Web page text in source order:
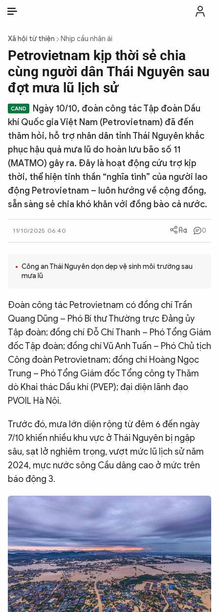
THỜI SỰ
CHỐNG DIỄN BIẾN HÒA BÌNH
CÔNG AN TRONG LÒNG DÂN
XÃ HỘI
PHÁP LUẬT
CÔNG NGHỆ
QUỐC TẾ
ĐA PHƯƠNG TIỆN
eMagazine
Video Ảnh
Infographic
Chuyên trang An ninh thế giới
Chuyên đề
Xã hội từ thiện Nhịp cầu nhân ái
Petrovietnam kịp thời sẻ chia
cùng người dân Thái Nguyên sau
đợt mưa lũ lịch sử
Ngày 10/10, đoàn công tác Tập đoàn Dầu
khí Quốc gia Việt Nam (Petrovietnam) đã đến
thăm hỏi, hỗ trợ nhân dân tỉnh Thái Nguyên khắc
phục hậu quả mưa lũ do hoàn lưu bão số 11
(MATMO) gây ra. Đây là hoạt động cứu trợ kịp
thời, thể hiện tinh thần “nghĩa tình” của người lao
động Petrovietnam – luôn hướng về cộng đồng,
sẵn sàng sẻ chia khó khăn với đồng bào cả nước.
11/10/2025 06:40 0
Công an Thái Nguyên dọn dẹp vệ sinh môi trường sau
mưa lũ
Đoàn công tác Petrovietnam có đồng chí Trần
Quang Dũng – Phó Bí thư Thường trực Đảng ủy
Tập đoàn; đồng chí Đỗ Chí Thanh – Phó Tổng Giám
đốc Tập đoàn; đồng chí Vũ Anh Tuấn – Phó Chủ tịch
Công đoàn Petrovietnam; đồng chí Hoàng Ngọc
Trung – Phó Tổng Giám đốc Tổng công ty Thăm
dò Khai thác Dầu khí (PVEP); đại diện lãnh đạo
PVOIL Hà Nội.
Trước đó, mưa lớn diện rộng từ đêm 6 đến ngày
7/10 khiến nhiều khu vực ở Thái Nguyên bị ngập
sâu, sạt lở nghiêm trọng, vượt mức lũ lịch sử năm
2024, mực nước sông Cầu dâng cao ở mức trên
báo động 3.